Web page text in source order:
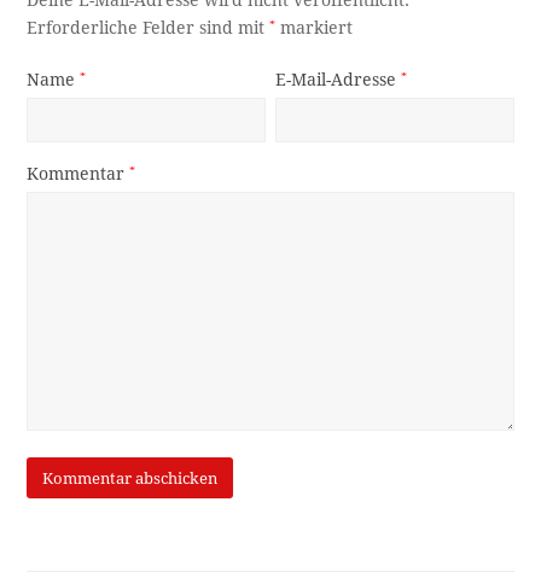
Erforderliche Felder sind mit* markiert
Name* E-Mail-Adresse*
Kommentar*